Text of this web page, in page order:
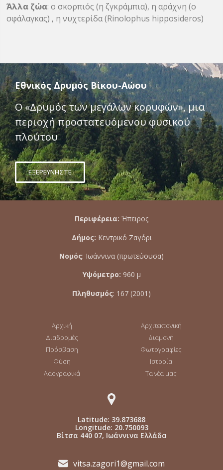
Άλλα ζώα: ο σκορπιός (η ζγκράμπια), η αράχνη (ο
σφάλαγκας) , η νυχτερίδα (Rinolophus hipposideros)
Εθνικός Δρυμός Βίκου-Αώου
Ο «Δρυμός των μεγάλων κορυφών», μια
περιοχή προστατευόμενου φυσικού
πλούτου
ΕΞΕΡΕΥΝΗΣΤΕ
Περιφέρεια: Ήπειρος
Δήμος: Κεντρικό Ζαγόρι
Νομός: Ιωάννινα (πρωτεύουσα)
Υψόμετρο: 960 μ
Πληθυσμός: 167 (2001)
Αρχική
Διαδρομές
Πρόσβαση
Φύση
Λαογραφικά
Αρχιτεκτονική
Διαμονή
Φωτογραφίες
Ιστορία
Τα νέα μας
Latitude: 39.873688
Longitude: 20.750093
Βίτσα 440 07, Ιωάννινα Ελλάδα
vitsa.zagori1@gmail.com